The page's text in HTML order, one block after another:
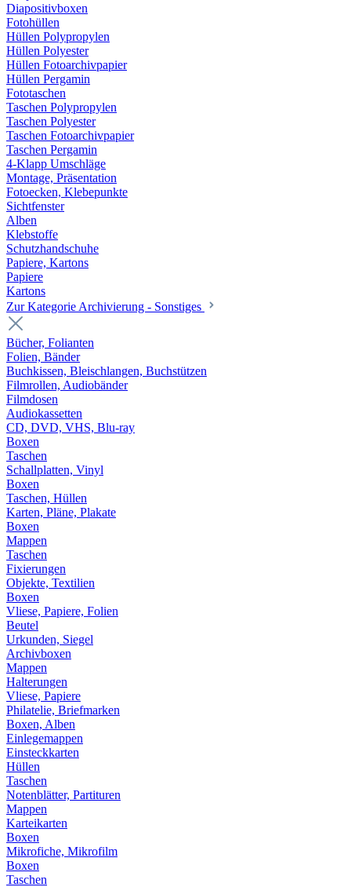
Diapositivboxen
Fotohüllen
Hüllen Polypropylen
Hüllen Polyester
Hüllen Fotoarchivpapier
Hüllen Pergamin
Fototaschen
Taschen Polypropylen
Taschen Polyester
Taschen Fotoarchivpapier
Taschen Pergamin
4-Klapp Umschläge
Montage, Präsentation
Fotoecken, Klebepunkte
Sichtfenster
Alben
Klebstoffe
Schutzhandschuhe
Papiere, Kartons
Papiere
Kartons
Zur Kategorie Archivierung - Sonstiges
Bücher, Folianten
Folien, Bänder
Buchkissen, Bleischlangen, Buchstützen
Filmrollen, Audiobänder
Filmdosen
Audiokassetten
CD, DVD, VHS, Blu-ray
Boxen
Taschen
Schallplatten, Vinyl
Boxen
Taschen, Hüllen
Karten, Pläne, Plakate
Boxen
Mappen
Taschen
Fixierungen
Objekte, Textilien
Boxen
Vliese, Papiere, Folien
Beutel
Urkunden, Siegel
Archivboxen
Mappen
Halterungen
Vliese, Papiere
Philatelie, Briefmarken
Boxen, Alben
Einlegemappen
Einsteckkarten
Hüllen
Taschen
Notenblätter, Partituren
Mappen
Karteikarten
Boxen
Mikrofiche, Mikrofilm
Boxen
Taschen